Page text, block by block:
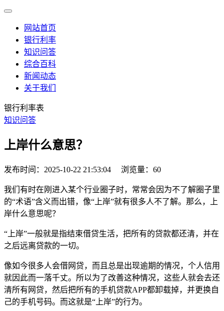
网站首页
银行利率
知识问答
综合百科
新闻动态
关于我们
银行利率表
知识问答
上岸什么意思？
发布时间：2025-10-22 21:53:04 浏览量：60
我们有时在刚进入某个行业圈子时，常常会因为不了解圈子里
的“术语”含义而出错，像“上岸”就有很多人不了解。那么，上
岸什么意思呢？
“上岸”一般就是指结束借贷生活，把所有的贷款都还清，并在
之后远离贷款的一切。
像如今很多人会借网贷，而且总是出现逾期的情况，个人信用
就因此而一落千丈。所以为了改善这种情况，这些人就会去还
清所有网贷，然后把所有的手机贷款APP都卸载掉，并更换自
己的手机号码。而这就是“上岸”的行为。